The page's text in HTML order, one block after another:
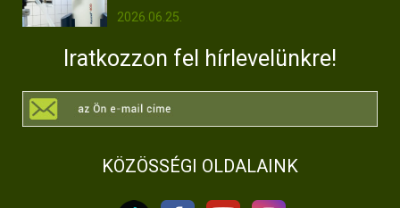
2026.06.25.
Iratkozzon fel hírlevelünkre!
KÖZÖSSÉGI OLDALAINK